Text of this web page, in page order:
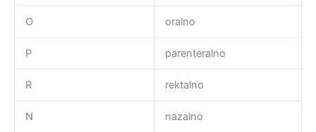
O oralno
P parenteralno
R rektalno
N nazalno